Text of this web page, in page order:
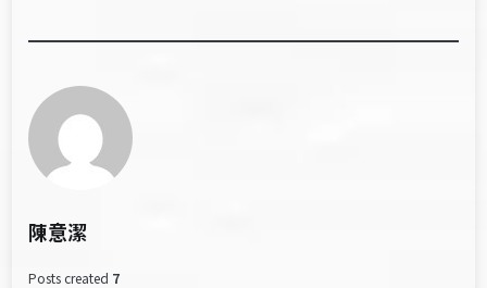
陳意潔
Posts created 7